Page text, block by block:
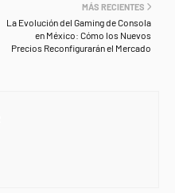
MÁS RECIENTES
La Evolución del Gaming de Consola
en México: Cómo los Nuevos
Precios Reconfigurarán el Mercado